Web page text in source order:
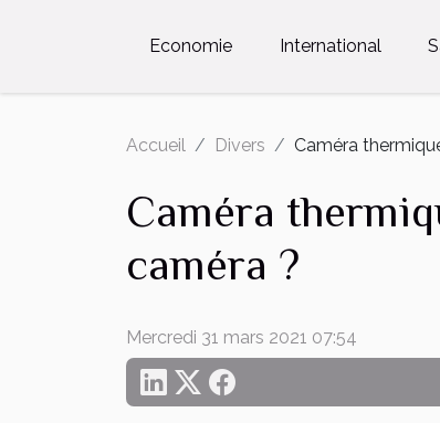
Economie International
Accueil Divers Caméra
Caméra
caméra ?
Mercredi 31 mars 2021 07:54